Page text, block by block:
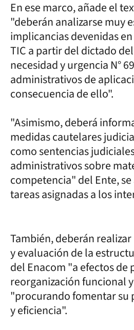
En ese marco, añade el
"deberán analizarse muy
implicancias devenidas
TIC a partir del dictado
necesidad y urgencia N°
administrativos de
consecuencia de ello".
"Asimismo, deberá
medidas cautelares
como sentencias
administrativos sobre
competencia" del Ente,
tareas asignadas a los
También, deberán
y evaluación de la
del Enacom "a efectos de
reorganización funcional
"procurando fomentar su
y eficiencia".